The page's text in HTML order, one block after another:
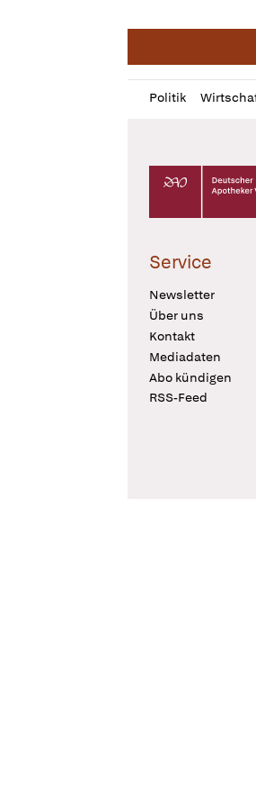
Politik
Profil
öffnen
Daz
Pur
Deutscher
Service
Newsletter
Über uns
Kontakt
Mediadaten
Abo kündigen
RSS-Feed